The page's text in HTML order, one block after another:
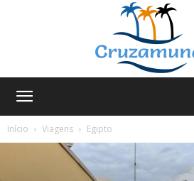
Início
Viagens Egipto